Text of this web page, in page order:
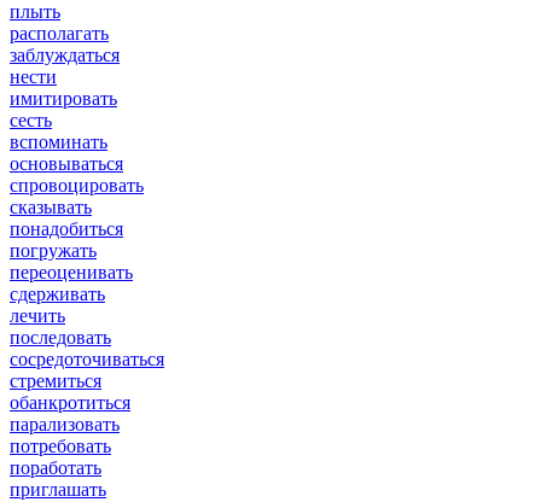
плыть
располагать
заблуждаться
нести
имитировать
сесть
вспоминать
основываться
спровоцировать
сказывать
понадобиться
погружать
переоценивать
сдерживать
лечить
последовать
сосредоточиваться
стремиться
обанкротиться
парализовать
потребовать
поработать
приглашать